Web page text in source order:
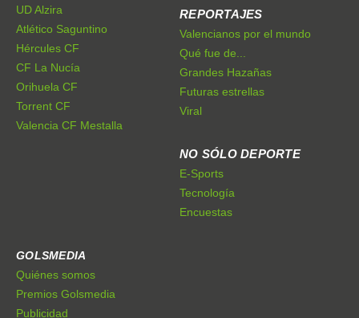
UD Alzira
Atlético Saguntino
Hércules CF
CF La Nucía
Orihuela CF
Torrent CF
Valencia CF Mestalla
REPORTAJES
Valencianos por el mundo
Qué fue de...
Grandes Hazañas
Futuras estrellas
Viral
NO SÓLO DEPORTE
E-Sports
Tecnología
Encuestas
GOLSMEDIA
Quiénes somos
Premios Golsmedia
Publicidad